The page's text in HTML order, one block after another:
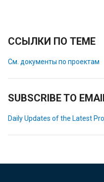
ССЫЛКИ ПО ТЕМЕ
См. документы по проектам
SUBSCRIBE TO
Daily Updates of the Latest